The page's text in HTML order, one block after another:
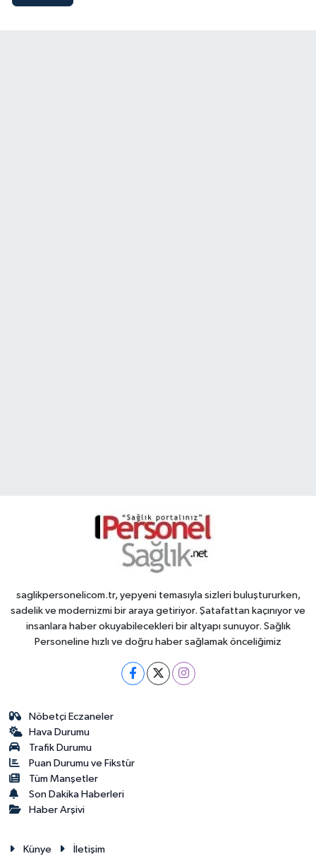
saglikpersonelicom.tr, yepyeni temasıyla sizleri buluştururken,
sadelik ve modernizmi bir araya getiriyor. Şatafattan kaçınıyor ve
insanlara haber okuyabilecekleri bir altyapı sunuyor. Sağlık
Personeline hızlı ve doğru haber sağlamak önceliğimiz
Nöbetçi Eczaneler
Hava Durumu
Trafik Durumu
Puan Durumu ve Fikstür
Tüm Manşetler
Son Dakika Haberleri
Haber Arşivi
Künye İletişim